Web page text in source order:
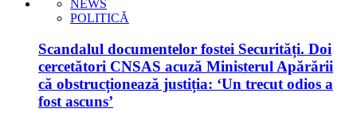
NEWS
POLITICĂ
Scandalul documentelor fostei Securități. Doi
cercetători CNSAS acuză Ministerul Apărării
că obstrucționează justiția: ‘Un trecut odios a
fost ascuns’